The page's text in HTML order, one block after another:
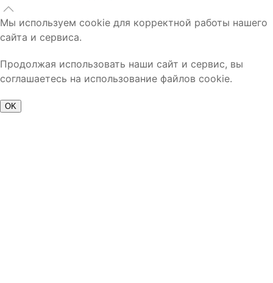
Мы используем cookie для корректной работы нашего
сайта и сервиса.
Продолжая использовать наши сайт и сервис, вы
соглашаетесь на использование файлов cookie.
OK